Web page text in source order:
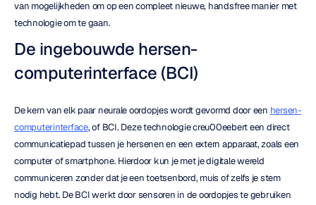
van mogelijkheden om op een compleet nieuwe, handsfree manier met
technologie om te gaan.
De ingebouwde hersen-
computerinterface (BCI)
De kern van elk paar neurale oordopjes wordt gevormd door een hersen-
computerinterface, of BCI. Deze technologie creu00eebert een direct
communicatiepad tussen je hersenen en een extern apparaat, zoals een
computer of smartphone. Hierdoor kun je met je digitale wereld
communiceren zonder dat je een toetsenbord, muis of zelfs je stem
nodig hebt. De BCI werkt door sensoren in de oordopjes te gebruiken